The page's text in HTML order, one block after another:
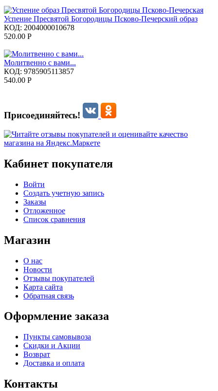
Успение Пресвятой Богородицы Псково-Печерский образ
КОД: 2004000010678
520.00 Р
Молитвенно с вами...
КОД: 9785905113857
540.00 Р
Присоединяйтесь!
Кабинет покупателя
Войти
Создать учетную запись
Заказы
Отложенное
Список сравнения
Магазин
О нас
Новости
Отзывы покупателей
Карта сайта
Обратная связь
Оформление заказа
Пункты самовывоза
Скидки и Акции
Возврат
Доставка и оплата
Контакты